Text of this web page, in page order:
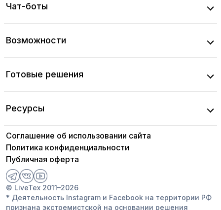
Чат-боты
Возможности
Готовые решения
Ресурсы
Соглашение об использовании сайта
Политика конфиденциальности
Публичная оферта
© LiveTex 2011–2026
* Деятельность Instagram и Facebook на территории РФ
признана экстремистской на основании решения